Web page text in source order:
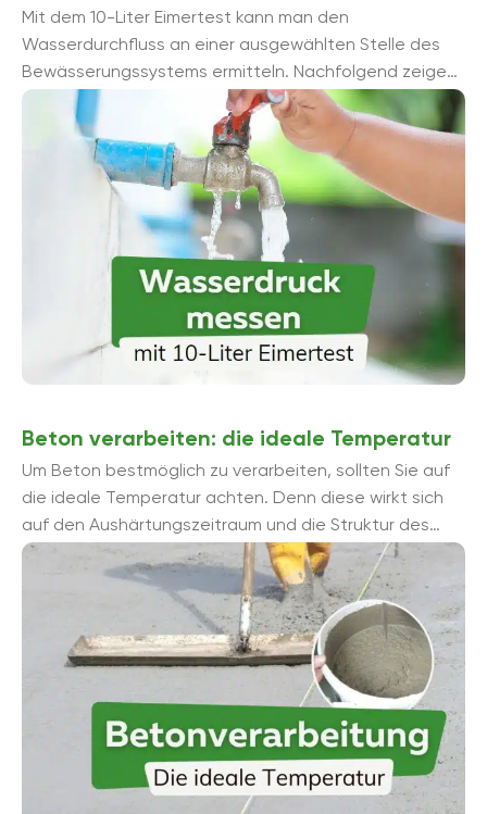
Mit dem 10-Liter Eimertest kann man den
Wasserdurchfluss an einer ausgewählten Stelle des
Bewässerungssystems ermitteln. Nachfolgend zeigen
wir Ihnen, wie Sie aus diesem Wert den anliegenden
Wasserdruck berechnen ...
Beton verarbeiten: die ideale Temperatur
Um Beton bestmöglich zu verarbeiten, sollten Sie auf
die ideale Temperatur achten. Denn diese wirkt sich
auf den Aushärtungszeitraum und die Struktur des
Betons aus. Diese Zahlen mü...